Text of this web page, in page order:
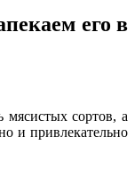
его в
мясистых сортов, а
и привлекательно